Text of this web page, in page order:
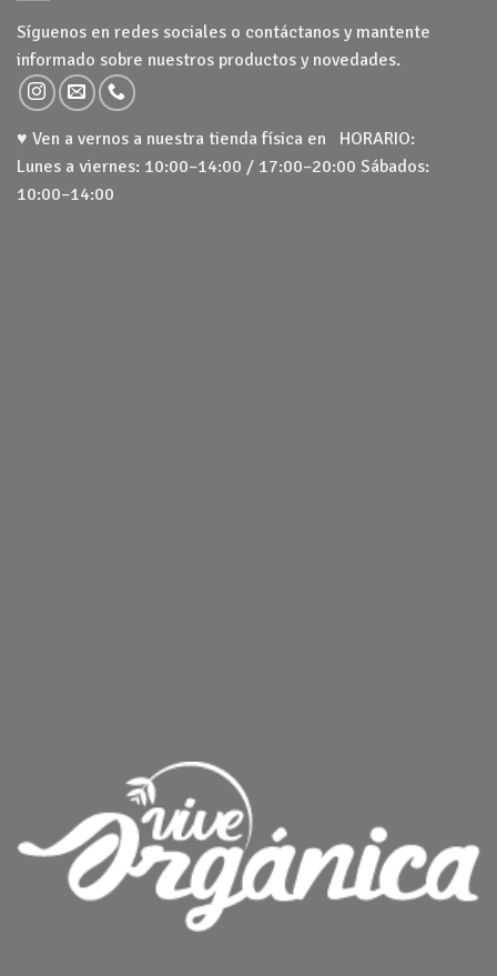
Síguenos en redes sociales o contáctanos y mantente
informado sobre nuestros productos y novedades.
♥ Ven a vernos a nuestra tienda física en HORARIO:
Lunes a viernes: 10:00–14:00 / 17:00–20:00 Sábados:
10:00–14:00